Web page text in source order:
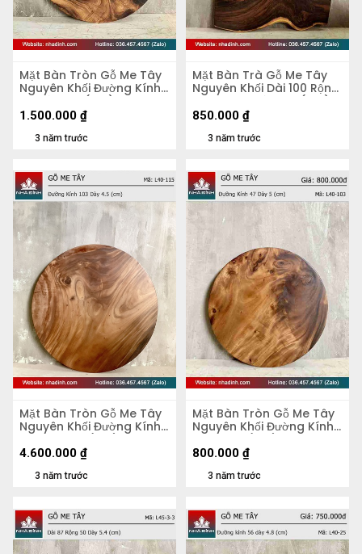
Mặt Bàn Tròn Gỗ Me Tây
Nguyên Khối Đường Kính
74 Dày 3.9 (cm)
3 năm trước
1.500.000 ₫
Mặt Bàn Trà Gỗ Me Tây
Nguyên Khối Dài 100 Rộng
67-44-90 Dày 2,8 (cm)
3 năm trước
850.000 ₫
Mặt Bàn Tròn Gỗ Me Tây
Nguyên Khối Đường Kính
103 Dày 4,5 (cm)
3 năm trước
4.600.000 ₫
Mặt Bàn Tròn Gỗ Me Tây
Nguyên Khối Đường Kính
47 Dày 5 (cm)
3 năm trước
800.000 ₫